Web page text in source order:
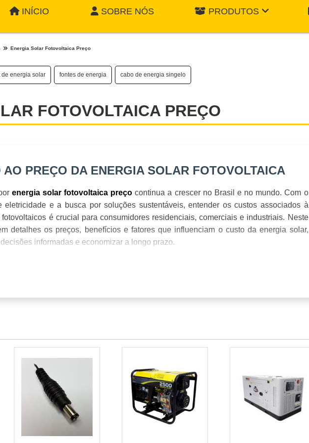
INÍCIO SOBRE NÓS PRODUTOS
Energia Solar Fotovoltaica Preço
de energia solar fontes de energia cabo de energia singelo
FOTOVOLTAICA PREÇO
AO PREÇO DA ENERGIA SOLAR FOTOVOLTAICA
energia solar fotovoltaica preço continua a crescer no Brasil e no mundo. Com o
eletricidade e a busca por soluções sustentáveis, entender os custos associados à
é crucial para consumidores residenciais, comerciais e industriais. Neste
detalhes os preços, benefícios e fatores que influenciam o custo da energia solar,
informadas e economizar a longo prazo.
ENERGIA SOLAR
DA ENERGIA SOLAR EM 2026